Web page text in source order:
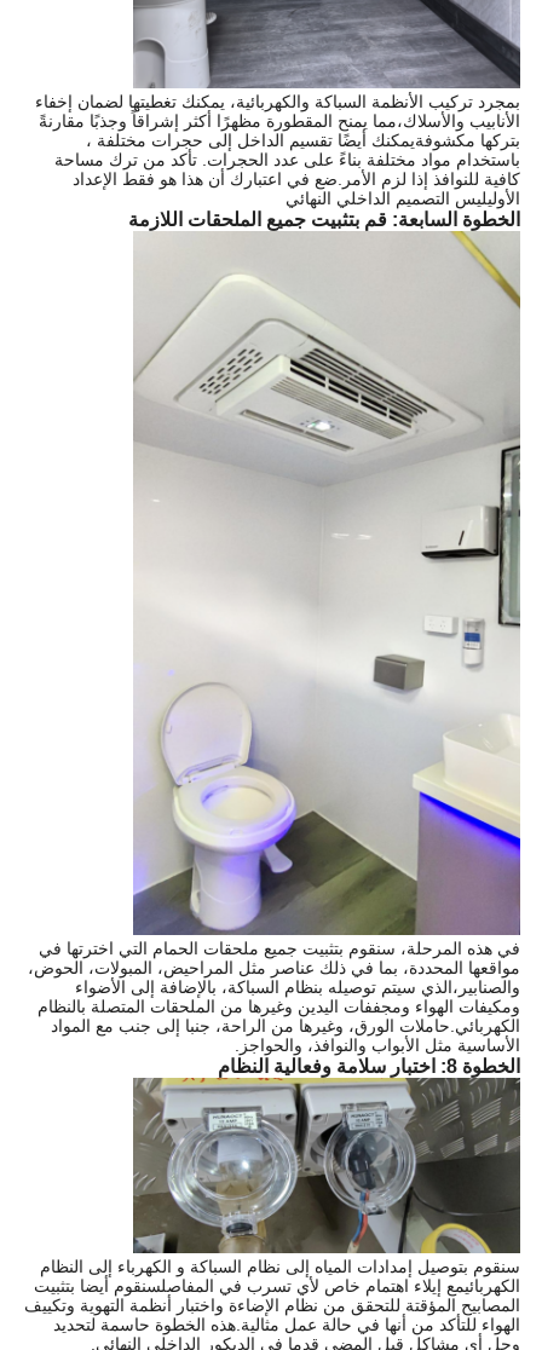
بمجرد تركيب الأنظمة السباكة والكهربائية، يمكنك تغطيتها لضمان إخفاء
الأنابيب والأسلاك،مما يمنح المقطورة مظهرًا أكثر إشراقاً وجذبًا مقارنةً
بتركها مكشوفةيمكنك أيضًا تقسيم الداخل إلى حجرات مختلفة ،
باستخدام مواد مختلفة بناءً على عدد الحجرات. تأكد من ترك مساحة
كافية للنوافذ إذا لزم الأمر.ضع في اعتبارك أن هذا هو فقط الإعداد
الأوليليس التصميم الداخلي النهائي
الخطوة السابعة: قم بتثبيت جميع الملحقات اللازمة
في هذه المرحلة، سنقوم بتثبيت جميع ملحقات الحمام التي اخترتها في
مواقعها المحددة، بما في ذلك عناصر مثل المراحيض، المبولات، الحوض،
والصنابير،الذي سيتم توصيله بنظام السباكة، بالإضافة إلى الأضواء
ومكيفات الهواء ومجففات اليدين وغيرها من الملحقات المتصلة بالنظام
الكهربائي.حاملات الورق، وغيرها من الراحة، جنبا إلى جنب مع المواد
الأساسية مثل الأبواب والنوافذ، والحواجز.
الخطوة 8: اختبار سلامة وفعالية النظام
سنقوم بتوصيل إمدادات المياه إلى نظام السباكة و الكهرباء إلى النظام
الكهربائيمع إيلاء اهتمام خاص لأي تسرب في المفاصلسنقوم أيضا بتثبيت
المصابيح المؤقتة للتحقق من نظام الإضاءة واختبار أنظمة التهوية وتكييف
الهواء للتأكد من أنها في حالة عمل مثالية.هذه الخطوة حاسمة لتحديد
وحل أي مشاكل قبل المضي قدما في الديكور الداخلي النهائي.